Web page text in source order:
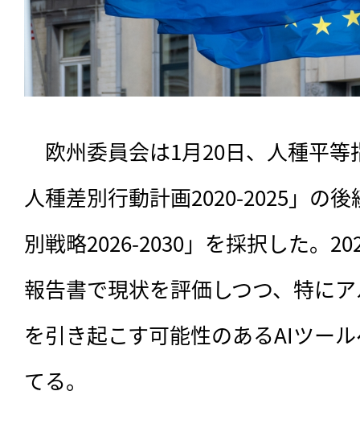
欧州委員会は1月20日、人種平等
人種差別行動計画2020-2025」の
別戦略2026-2030」を採択した。
報告書で現状を評価しつつ、特に
を引き起こす可能性のあるAIツー
てる。